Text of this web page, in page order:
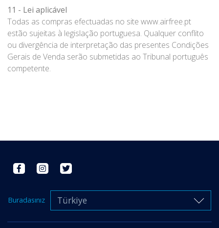
11 - Lei aplicável
Todas as compras efectuadas no site www.airfree.pt
estão sujeitas à legislação portuguesa. Qualquer conflito
ou divergência de interpretação das presentes Condições
Gerais de Venda serão submetidas ao Tribunal português
competente.
Buradasınız Türkiye